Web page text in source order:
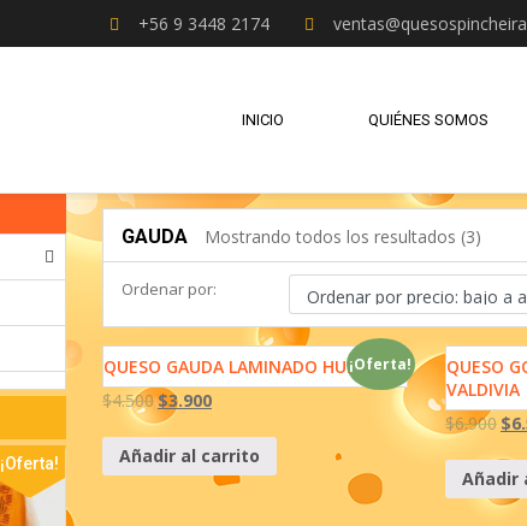
+56 9 3448 2174
INICIO QUIÉNES SOMOS
GAUDA Mostrando todos los resultados (3)
Ordenar por:
¡Oferta!
QUESO GAUDA LAMINADO HUILCO
$4.500$3.900
Añadir al carrito
QUESO
VALDIVIA
$6.900 $
Añadir
¡Oferta! ¡Oferta!